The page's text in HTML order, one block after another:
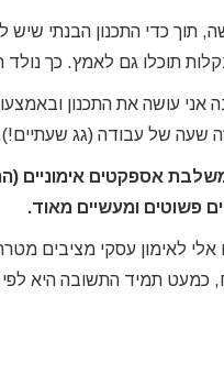
תוך כדי התכנון הבנתי
תוכלו גם לאמץ. כך נולד
עושה את התכנון
שעה של עבודה (גג
אספקטים אימוניים
פשוטים ומעשיים מאוד.
לאימון עסקי מציבים
כמעט תמיד התשובה היא לפי